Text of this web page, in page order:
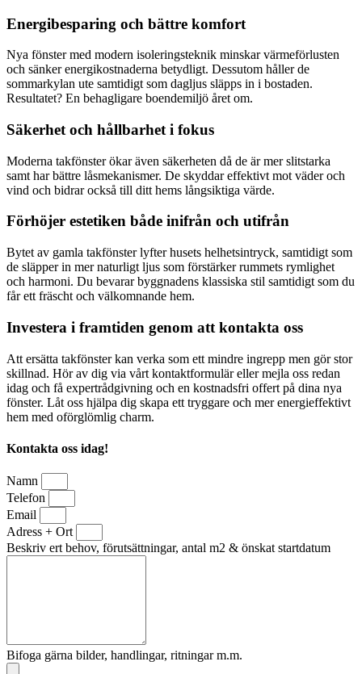
Energibesparing och bättre komfort
Nya fönster med modern isoleringsteknik minskar värmeförlusten
och sänker energikostnaderna betydligt. Dessutom håller de
sommarkylan ute samtidigt som dagljus släpps in i bostaden.
Resultatet? En behagligare boendemiljö året om.
Säkerhet och hållbarhet i fokus
Moderna takfönster ökar även säkerheten då de är mer slitstarka
samt har bättre låsmekanismer. De skyddar effektivt mot väder och
vind och bidrar också till ditt hems långsiktiga värde.
Förhöjer estetiken både inifrån och utifrån
Bytet av gamla takfönster lyfter husets helhetsintryck, samtidigt som
de släpper in mer naturligt ljus som förstärker rummets rymlighet
och harmoni. Du bevarar byggnadens klassiska stil samtidigt som du
får ett fräscht och välkomnande hem.
Investera i framtiden genom att kontakta oss
Att ersätta takfönster kan verka som ett mindre ingrepp men gör stor
skillnad. Hör av dig via vårt kontaktformulär eller mejla oss redan
idag och få expertrådgivning och en kostnadsfri offert på dina nya
fönster. Låt oss hjälpa dig skapa ett tryggare och mer energieffektivt
hem med oförglömlig charm.
Kontakta oss idag!
Namn
Telefon
Email
Adress + Ort
Beskriv ert behov, förutsättningar, antal m2 & önskat startdatum
Bifoga gärna bilder, handlingar, ritningar m.m.